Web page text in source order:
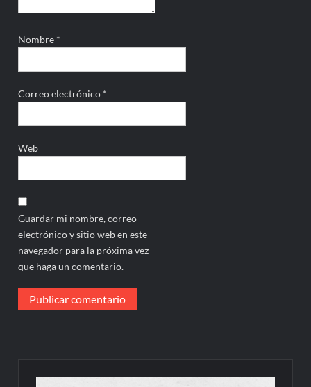
Nombre *
Correo electrónico *
Web
Guardar mi nombre, correo
electrónico y sitio web en este
navegador para la próxima vez
que haga un comentario.